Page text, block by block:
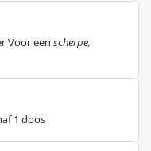
Voor een scherpe,
1 doos